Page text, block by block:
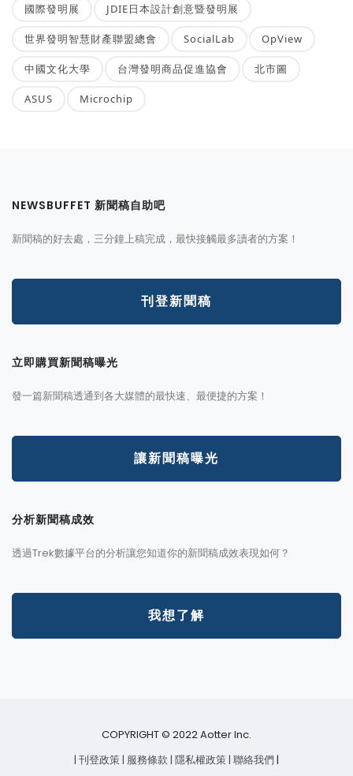
國際發明展 JDIE日本設計創意暨發明展
世界發明智慧財產聯盟總會 SocialLab OpView
中國文化大學 台灣發明商品促進協會 北市圖
ASUS Microchip
NEWSBUFFET 新聞稿自助吧
新聞稿的好去處，三分鐘上稿完成，最快接觸最多讀者的方案！
刊登新聞稿
立即購買新聞稿曝光
發一篇新聞稿透通到各大媒體的最快速、最便捷的方案！
讓新聞稿曝光
分析新聞稿成效
透過Trek數據平台的分析讓您知道你的新聞稿成效表現如何？
我想了解
COPYRIGHT © 2022 Aotter Inc.
| 刊登政策| 服務條款 | 隱私權政策| 聯絡我們 |